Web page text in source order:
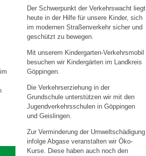
Der Schwerpunkt der Verkehrswacht liegt
heute in der Hilfe für unsere Kinder, sich
im modernen Straßenverkehr sicher und
geschützt zu bewegen.
Mit unserem Kindergarten-Verkehrsmobil
besuchen wir Kindergärten im Landkreis
Göppingen.
Die Verkehrserziehung in der
Grundschule unterstützen wir mit den
Jugendverkehrsschulen in Göppingen
und Geislingen.
Zur Verminderung der Umweltschädigung
infolge Abgase veranstalten wir Öko-
Kurse. Diese haben auch noch den